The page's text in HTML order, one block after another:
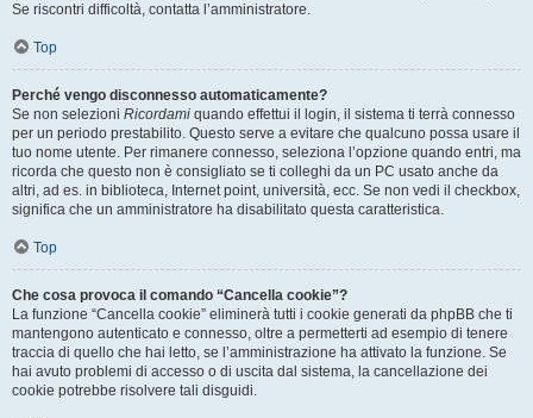
Se riscontri difficoltà, contatta l’amministratore.
Top
Perché vengo disconnesso automaticamente?
Se non selezioni Ricordami quando effettui il login, il sistema ti terrà connesso
per un periodo prestabilito. Questo serve a evitare che qualcuno possa usare il
tuo nome utente. Per rimanere connesso, seleziona l’opzione quando entri, ma
ricorda che questo non è consigliato se ti colleghi da un PC usato anche da
altri, ad es. in biblioteca, Internet point, università, ecc. Se non vedi il checkbox,
significa che un amministratore ha disabilitato questa caratteristica.
Top
Che cosa provoca il comando “Cancella cookie”?
La funzione “Cancella cookie” eliminerà tutti i cookie generati da phpBB che ti
mantengono autenticato e connesso, oltre a permetterti ad esempio di tenere
traccia di quello che hai letto, se l’amministrazione ha attivato la funzione. Se
hai avuto problemi di accesso o di uscita dal sistema, la cancellazione dei
cookie potrebbe risolvere tali disguidi.